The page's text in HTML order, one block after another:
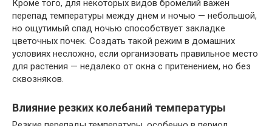
Кроме того, для некоторых видов бромелий важен
перепад температуры между днем и ночью — небольшой,
но ощутимый спад ночью способствует закладке
цветочных почек. Создать такой режим в домашних
условиях несложно, если организовать правильное место
для растения — недалеко от окна с притенением, но без
сквозняков.
Влияние резких колебаний температуры